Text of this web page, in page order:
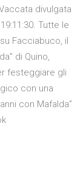
divulgata
Tutte le
Facciabuco, il
di Quino,
festeggiare gli
con una
con Mafalda”